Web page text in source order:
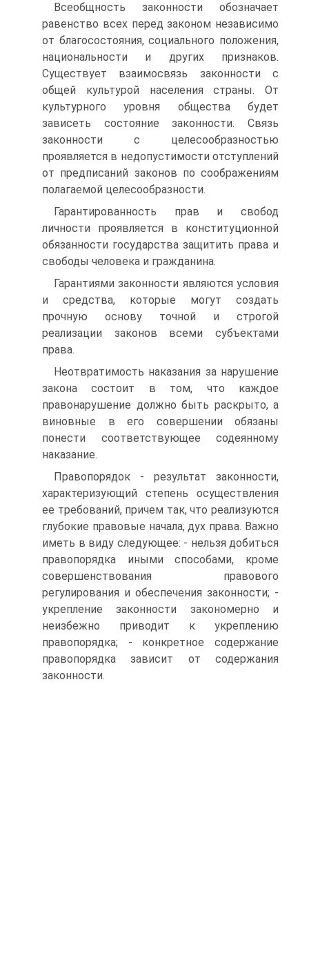
Всеобщность законности обозначает
равенство всех перед законом независимо
от благосостояния, социального положения,
национальности и других признаков.
Существует взаимосвязь законности с
общей культурой населения страны. От
культурного уровня общества будет
зависеть состояние законности. Связь
законности с целесообразностью
проявляется в недопустимости отступлений
от предписаний законов по соображениям
полагаемой целесообразности.
Гарантированность прав и свобод
личности проявляется в конституционной
обязанности государства защитить права и
свободы человека и гражданина.
Гарантиями законности являются условия
и средства, которые могут создать
прочную основу точной и строгой
реализации законов всеми субъектами
права.
Неотвратимость наказания за нарушение
закона состоит в том, что каждое
правонарушение должно быть раскрыто, а
виновные в его совершении обязаны
понести соответствующее содеянному
наказание.
Правопорядок - результат законности,
характеризующий степень осуществления
ее требований, причем так, что реализуются
глубокие правовые начала, дух права. Важно
иметь в виду следующее: - нельзя добиться
правопорядка иными способами, кроме
совершенствования правового
регулирования и обеспечения законности; -
укрепление законности закономерно и
неизбежно приводит к укреплению
правопорядка; - конкретное содержание
правопорядка зависит от содержания
законности.